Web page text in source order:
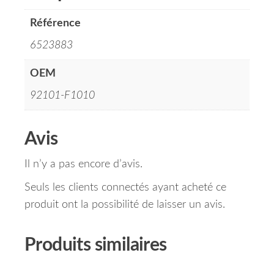
Référence
6523883
OEM
92101-F1010
Avis
Il n’y a pas encore d’avis.
Seuls les clients connectés ayant acheté ce
produit ont la possibilité de laisser un avis.
Produits similaires